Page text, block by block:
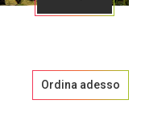
Ordina adesso